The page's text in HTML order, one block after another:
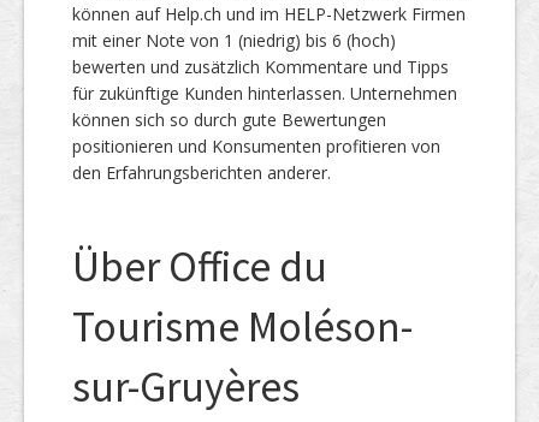
können auf Help.ch und im HELP-Netzwerk Firmen
mit einer Note von 1 (niedrig) bis 6 (hoch)
bewerten und zusätzlich Kommentare und Tipps
für zukünftige Kunden hinterlassen. Unternehmen
können sich so durch gute Bewertungen
positionieren und Konsumenten profitieren von
den Erfahrungsberichten anderer.
Über Office du
Tourisme Moléson-
sur-Gruyères